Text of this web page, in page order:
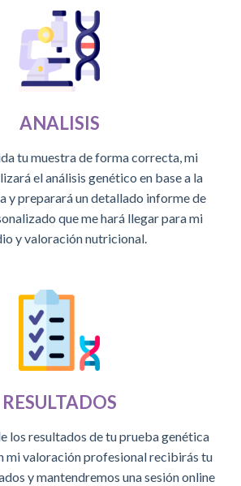
ANALISIS
tu muestra de forma correcta, mi
el análisis genético en base a la
y preparará un detallado informe de
que me hará llegar para mi
y valoración nutricional.
RESULTADOS
los resultados de tu prueba genética
mi valoración profesional recibirás tu
y mantendremos una sesión online